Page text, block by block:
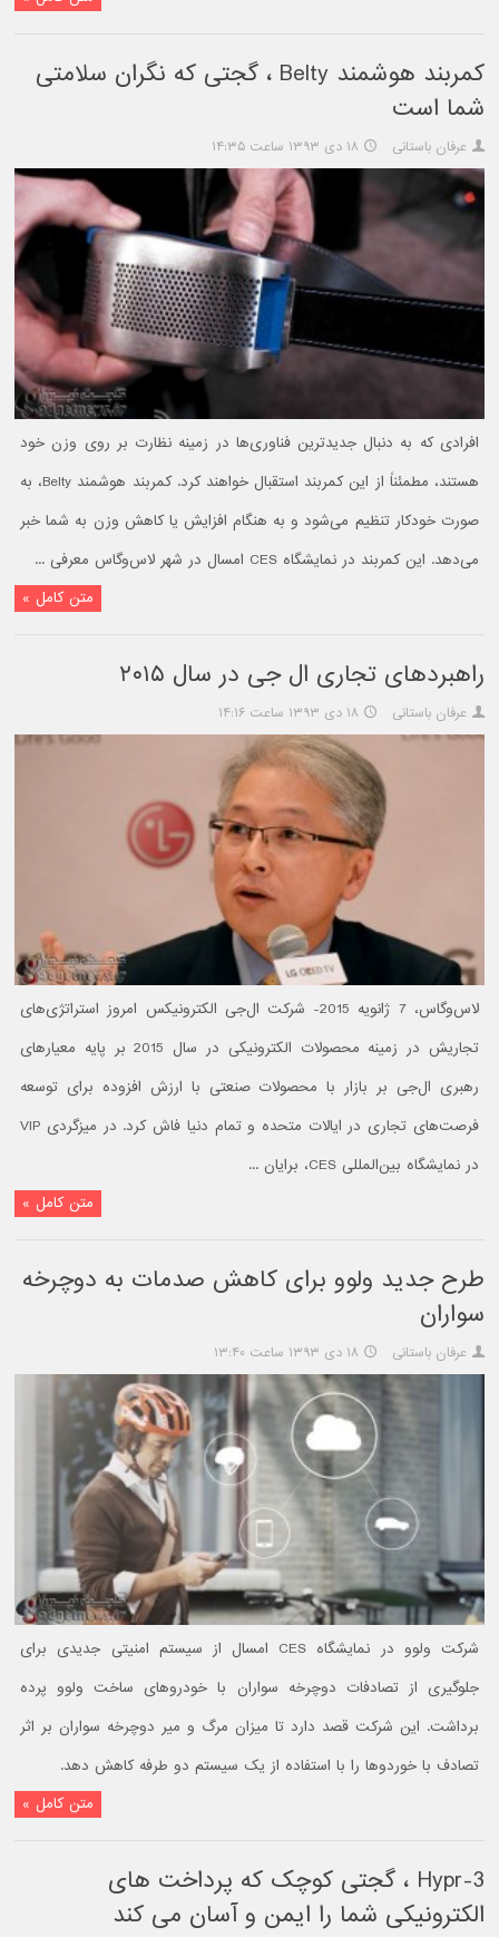
کمربند هوشمند Belty ، گجتی که نگران سلامتی
شما است
عرفان باستانی ۱۸ دی ۱۳۹۳ ساعت ۱۴:۳۵
افرادی که به دنبال جدیدترین فناوری‌ها در زمینه نظارت بر روی وزن خود
هستند، مطمئناً از این کمربند استقبال خواهند کرد. کمربند هوشمند Belty، به
صورت خودکار تنظیم می‌شود و به هنگام افزایش یا کاهش وزن به شما خبر
می‌دهد. این کمربند در نمایشگاه CES امسال در شهر لاس‌وگاس معرفی ...
متن کامل »
راهبردهای تجاری ال جی در سال ۲۰۱۵
عرفان باستانی ۱۸ دی ۱۳۹۳ ساعت ۱۴:۱۶
لاس‌وگاس، 7 ژانویه 2015- شرکت ال‌جی الکترونیکس امروز استراتژی‌های
تجاریش در زمینه محصولات الکترونیکی در سال 2015 بر پایه معیارهای
رهبری ال‌جی بر بازار با محصولات صنعتی با ارزش افزوده برای توسعه
فرصت‌های تجاری در ایالات متحده و تمام دنیا فاش کرد. در میزگردی VIP
در نمایشگاه بین‌المللی CES، برایان ...
متن کامل »
طرح جدید ولوو برای کاهش صدمات به دوچرخه
سواران
عرفان باستانی ۱۸ دی ۱۳۹۳ ساعت ۱۳:۴۰
شرکت ولوو در نمایشگاه CES امسال از سیستم امنیتی جدیدی برای
جلوگیری از تصادفات دوچرخه سواران با خودروهای ساخت ولوو پرده
برداشت. این شرکت قصد دارد تا میزان مرگ و میر دوچرخه سواران بر اثر
تصادف با خوردوها را با استفاده از یک سیستم دو طرفه کاهش دهد.
متن کامل »
Hypr-3 ، گجتی کوچک که پرداخت های
الکترونیکی شما را ایمن و آسان می کند